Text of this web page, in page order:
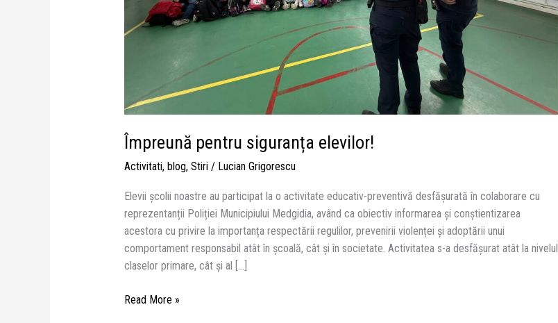
Împreună pentru siguranța elevilor!
Activitati, blog, Stiri/ Lucian Grigorescu
Elevii școlii noastre au participat la o activitate educativ-preventivă desfășurată în colaborare cu
reprezentanții Poliției Municipiului Medgidia, având ca obiectiv informarea și conștientizarea
acestora cu privire la importanța respectării regulilor, prevenirii violenței și adoptării unui
comportament responsabil atât în școală, cât și în societate. Activitatea s-a desfășurat atât la nivelul
claselor primare, cât și al […]
Read More »